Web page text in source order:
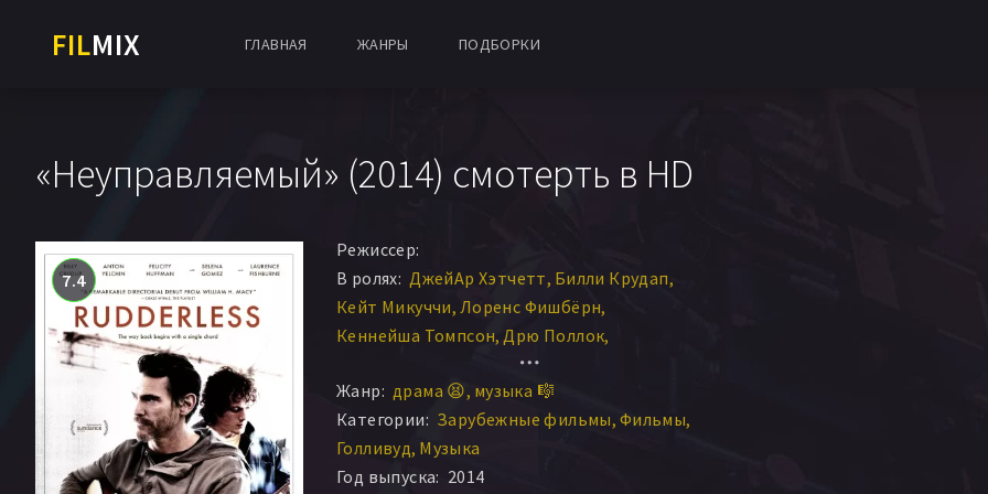
FILMIX ГЛАВНАЯ ЖАНРЫ ПОДБОРКИ
«Неуправляемый» (2014) смотерть в HD
7.4
Режиссер:
В ролях: ДжейАр Хэтчетт Билли Крудап
Кейт Микуччи Лоренс Фишбёрн
Кеннейша Томпсон Дрю Поллок
Линдсей Сойер
Тони Пэйн Сюзанн Кралл
Фелисити Хаффман Уильям Х. Мэйси
Майлс Хейзер Селена Гомес
Стэйси Каннингэм
Жанр: драма 😫 музыка 🎼
Категории: Зарубежные фильмы Фильмы
Голливуд Музыка
Год выпуска: 2014